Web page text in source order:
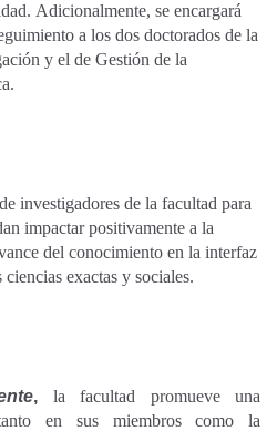
Adicionalmente, se encargará
a los dos doctorados de la
y el de Gestión de la
investigadores de la facultad para
impactar positivamente a la
del conocimiento en la interfaz
exactas y sociales.
, la facultad promueve una
en sus miembros como la